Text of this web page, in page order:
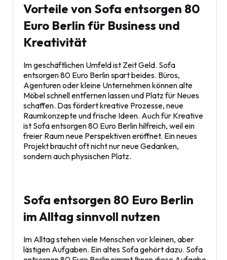
Vorteile von Sofa entsorgen 80
Euro Berlin für Business und
Kreativität
Im geschäftlichen Umfeld ist Zeit Geld. Sofa
entsorgen 80 Euro Berlin spart beides. Büros,
Agenturen oder kleine Unternehmen können alte
Möbel schnell entfernen lassen und Platz für Neues
schaffen. Das fördert kreative Prozesse, neue
Raumkonzepte und frische Ideen. Auch für Kreative
ist Sofa entsorgen 80 Euro Berlin hilfreich, weil ein
freier Raum neue Perspektiven eröffnet. Ein neues
Projekt braucht oft nicht nur neue Gedanken,
sondern auch physischen Platz.
Sofa entsorgen 80 Euro Berlin
im Alltag sinnvoll nutzen
Im Alltag stehen viele Menschen vor kleinen, aber
lästigen Aufgaben. Ein altes Sofa gehört dazu. Sofa